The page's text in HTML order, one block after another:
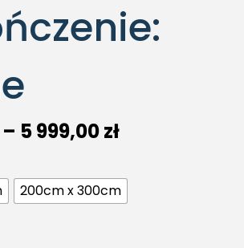
– 5 999,00zł
200cm x 300cm